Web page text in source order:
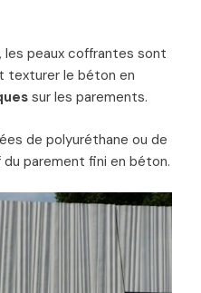
les peaux coffrantes sont
texturer le béton en
sur les parements.
de polyuréthane ou de
parement fini en béton.